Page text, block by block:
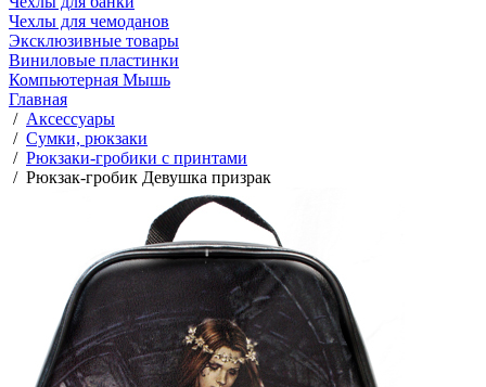
Чехлы для чемоданов
Эксклюзивные товары
Виниловые пластинки
Компьютерная Мышь
Главная
/ Аксессуары
/ Сумки, рюкзаки
/ Рюкзаки-гробики с принтами
/ Рюкзак-гробик Девушка призрак